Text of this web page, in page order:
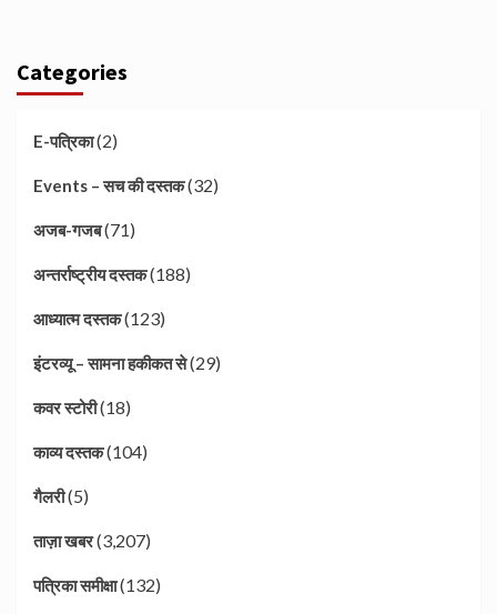
Categories
E-पत्रिका(2)
Events – सच की दस्तक(32)
अजब-गजब(71)
अन्तर्राष्ट्रीय दस्तक(188)
आध्यात्म दस्तक(123)
इंटरव्यू – सामना हकीकत से(29)
कवर स्टोरी(18)
काव्य दस्तक(104)
गैलरी(5)
ताज़ा खबर(3,207)
पत्रिका समीक्षा(132)